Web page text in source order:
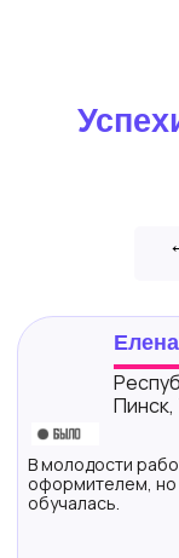
В молодости
оформителем, но
обучалась.